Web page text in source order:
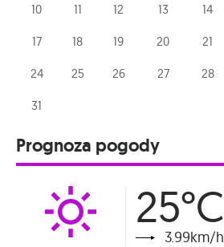
10 11 12 13 14
17 18 19 20 21
24 25 26 27 28
31
Prognoza pogody
25°C
3.99km/h